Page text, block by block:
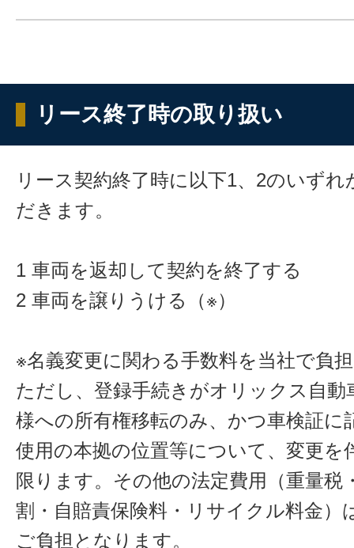
リース終了時の取り扱い
リース契約終了時に以下1、2のいず
だきます。
1 車両を返却して契約を終了する
2 車両を譲りうける（※）
※名義変更に関わる手数料を当社で負
ただし、登録手続きがオリックス自動
様への所有権移転のみ、かつ車検証に
使用の本拠の位置等について、変更を
限ります。その他の法定費用（重量税
割・自賠責保険料・リサイクル料金）
ご負担となります。